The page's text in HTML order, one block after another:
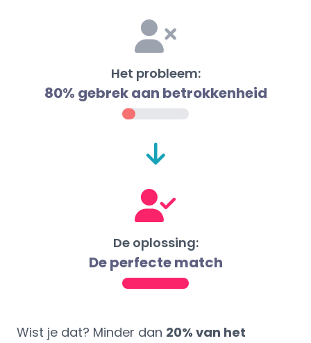
Het probleem:
80% gebrek aan betrokkenheid
De oplossing:
De perfecte match
Wist je dat? Minder dan 20% van het